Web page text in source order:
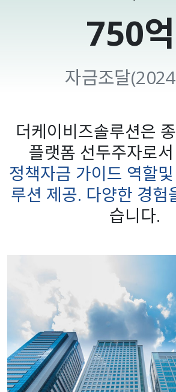
750억
자금조달
더케이비즈솔루션은
플랫폼 선두주자로
정책자금 가이드 역할
루션 제공. 다양한 경험
습니다.